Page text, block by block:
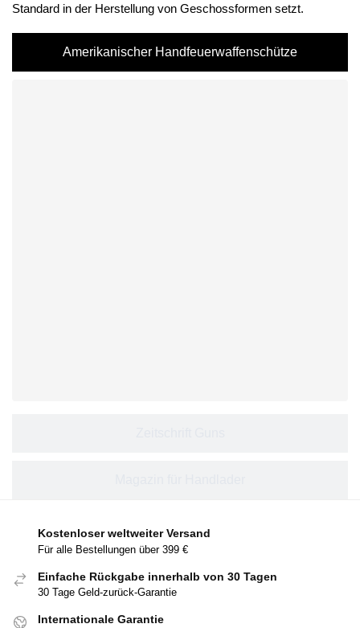
Standard in der Herstellung von Geschossformen setzt.
Amerikanischer Handfeuerwaffenschütze
Kostenloser weltweiter Versand
Für alle Bestellungen über 399 €
Einfache Rückgabe innerhalb von 30 Tagen
30 Tage Geld-zurück-Garantie
Internationale Garantie